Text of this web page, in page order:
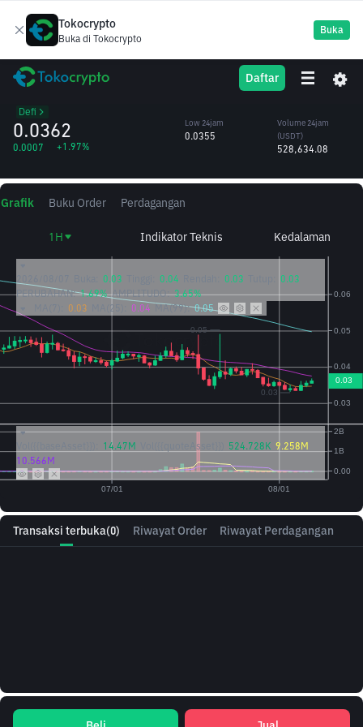
Tokocrypto
Buka di Tokocrypto
Buka
Daftar
TREE Treehouse
Defi
0.0362
0.0007 +1.97%
Low 24jam
0.0355
Volume 24jam
(TREE)
Volume 24jam
(USDT)
528,634.08
Transaksi terbuka(0) Riwayat Order Riwayat Perdagangan
Grafik Buku Order Perdagangan
1H Indikator Teknis Kedalaman
0.03 0.04 0.03
0.03
PERUBAHAN: 1.69% AMPLITUDO: 3.65%
0.03 MA(25): 0.04 MA(99): 0.05
14.47M Vol({{quoteAsset}}) 524.728K 9.258M
10.566M